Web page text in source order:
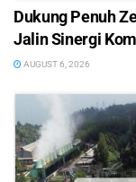
Dukung Penuh
Jalin Sinergi
AUGUST 6, 2026